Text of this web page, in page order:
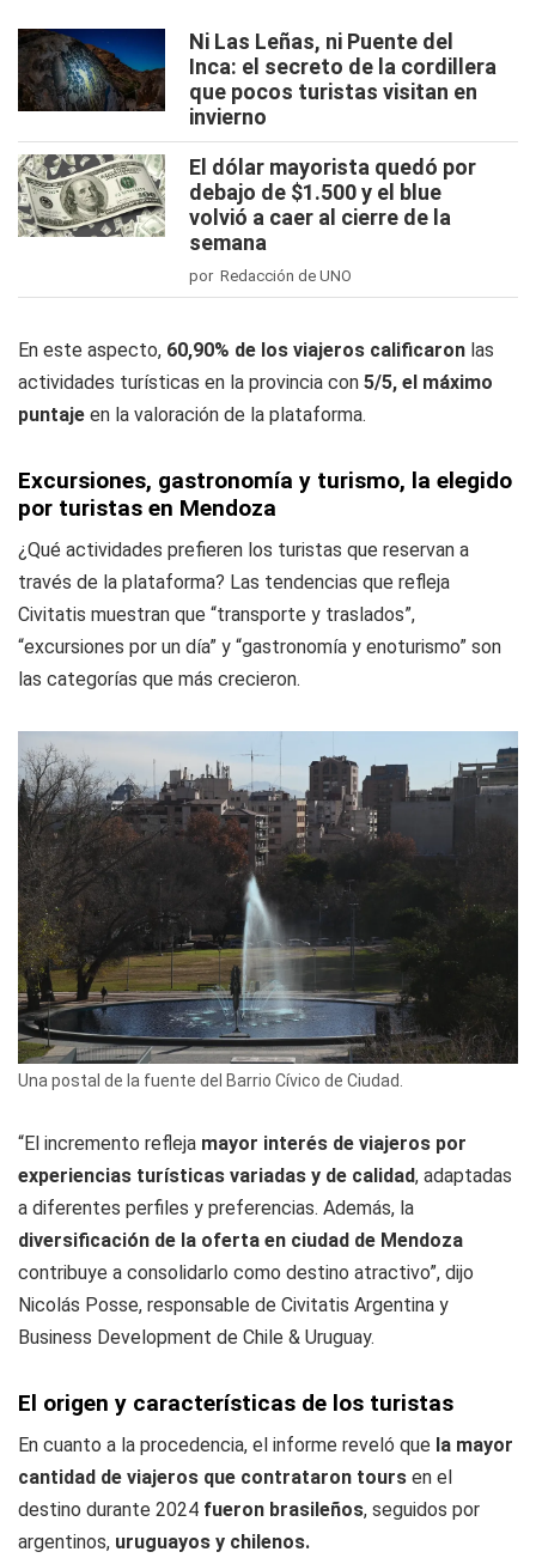
Ni Las Leñas, ni Puente del
Inca: el secreto de la cordillera
que pocos turistas visitan en
invierno
El dólar mayorista quedó por
debajo de $1.500 y el blue
volvió a caer al cierre de la
semana
por Redacción de UNO
En este aspecto, 60,90% de los viajeros calificaron las
actividades turísticas en la provincia con 5/5, el máximo
puntaje en la valoración de la plataforma.
Excursiones, gastronomía y turismo, la elegido
por turistas en Mendoza
¿Qué actividades prefieren los turistas que reservan a
través de la plataforma? Las tendencias que refleja
Civitatis muestran que “transporte y traslados”,
“excursiones por un día” y “gastronomía y enoturismo” son
las categorías que más crecieron.
Una postal de la fuente del Barrio Cívico de Ciudad.
“El incremento refleja mayor interés de viajeros por
experiencias turísticas variadas y de calidad, adaptadas
a diferentes perfiles y preferencias. Además, la
diversificación de la oferta en ciudad de Mendoza
contribuye a consolidarlo como destino atractivo”, dijo
Nicolás Posse, responsable de Civitatis Argentina y
Business Development de Chile & Uruguay.
El origen y características de los turistas
En cuanto a la procedencia, el informe reveló que la mayor
cantidad de viajeros que contrataron tours en el
destino durante 2024 fueron brasileños, seguidos por
argentinos, uruguayos y chilenos.